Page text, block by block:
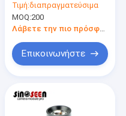
έξυπνη τηλεφωνική
μπροστινή κάμερα
Τιμή:διαπραγματεύσιμα
MOQ:200
Λάβετε την πιο πρόσφατη τιμή
Επικοινωνήστε